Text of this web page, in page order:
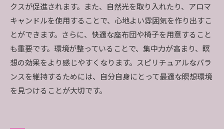
クスが促進されます。また、自然光を取り入れたり、アロマ
キャンドルを使用することで、心地よい雰囲気を作り出すこ
とができます。さらに、快適な座布団や椅子を用意すること
も重要です。環境が整っていることで、集中力が高まり、瞑
想の効果をより感じやすくなります。スピリチュアルなバラ
ンスを維持するためには、自分自身にとって最適な瞑想環境
を見つけることが大切です。